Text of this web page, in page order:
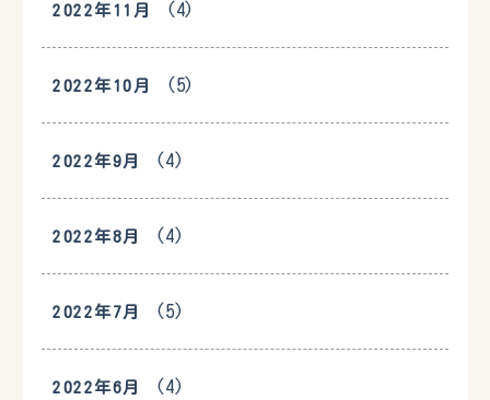
2022年11月 (4)
2022年10月 (5)
2022年9月 (4)
2022年8月 (4)
2022年7月 (5)
2022年6月 (4)